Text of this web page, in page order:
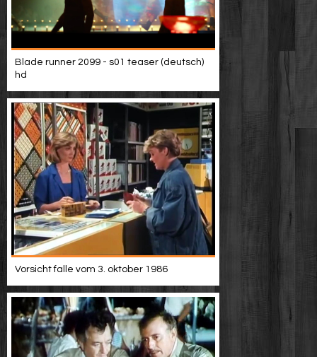
Blade runner 2099 - s01 teaser (deutsch)
hd
Vorsicht falle vom 3. oktober 1986